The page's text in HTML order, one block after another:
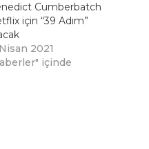
Cumberbatch
için “39 Adım”
2021
içinde